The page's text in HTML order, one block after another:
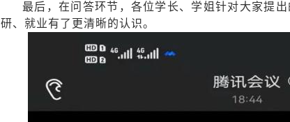
最后，在问答环节，各位学长、学姐针对大家提
研、就业有了更清晰的认识。